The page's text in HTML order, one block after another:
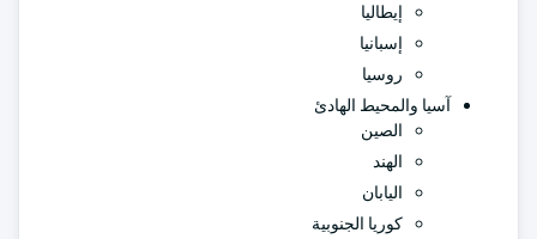
إيطاليا
إسبانيا
روسيا
آسيا والمحيط الهادئ
الصين
الهند
اليابان
كوريا الجنوبية